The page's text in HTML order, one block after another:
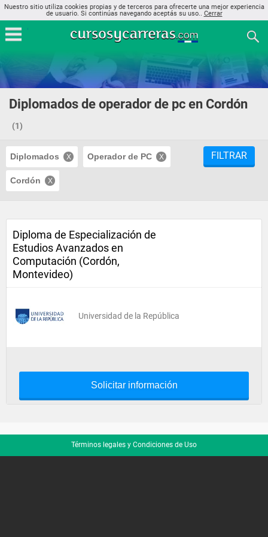
Nuestro sitio utiliza cookies propias y de terceros para ofrecerte una mejor experiencia
de usuario. Si continúas navegando aceptás su uso.. Cerrar
Diplomados de operador de pc en Cordón
(1)
Diplomados Operador de PC
Cordón
FILTRAR
Diploma de Especialización de
Estudios Avanzados en
Computación (Cordón,
Montevideo)
Universidad de la República
Solicitar información
Términos legales y Condiciones de Uso